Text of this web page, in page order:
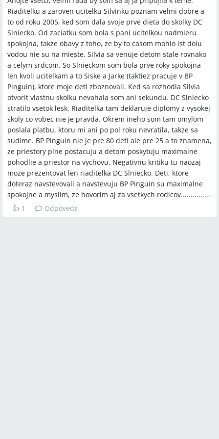
Riaditelku a zaroven ucitelku Silvinku poznam velmi dobre a
to od roku 2005, ked som dala svoje prve dieta do skolky DC
Slniecko. Od zaciatku som bola s pani ucitelkou nadmieru
spokojna, takze obavy z toho, ze by to casom mohlo ist dolu
vodou nie su na mieste. Silvia sa venuje detom stale rovnako
a celym srdcom. So Slnieckom som bola prve roky spokojna
len kvoli ucitelkam a to Siske a Jarke (taktiez pracuje v BP
Pinguin), ktore moje deti zboznovali. Ked sa rozhodla Silvia
otvorit vlastnu skolku nevahala som ani sekundu. DC Slniecko
stratilo vsetok lesk. Riaditelka tam deklaruje diplomy z vysokej
skoly co vobec nie je pravda. Okrem ineho som tam omylom
poslala platbu, ktoru mi ani po pol roku nevratila, takze sa
sudime. BP Pinguin nie je pre 80 deti ale pre 25 a to znamena,
ze priestory plne postacuju a detom poskytuju maximalne
pohodlie a priestor na vychovu. Negativnu kritiku tu naozaj
moze prezentovat len riaditelka DC Slniecko. Deti, ktore
doteraz navstevovali a navstevuju BP Pinguin su maximalne
spokojne a myslim, ze hovorim aj za vsetkych rodicov...............
👍 1 Odpovedz